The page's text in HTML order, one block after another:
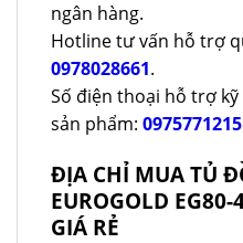
ngân hàng.
Hotline tư vấn hỗ trợ
0978028661.
Số điện thoại hỗ trợ
sản phẩm: 0975771215
ĐỊA CHỈ MUA TỦ
EUROGOLD
GIÁ RẺ